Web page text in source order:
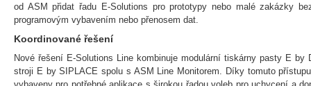
od ASM přidat řadu E-Solutions pro prototypy nebo malé zakázky
programovým vybavením nebo přenosem dat.
Koordinované řešení
Nové řešení E-Solutions Line kombinuje modulární tiskárny pasty E
stroji E by SIPLACE spolu s ASM Line Monitorem. Díky tomuto